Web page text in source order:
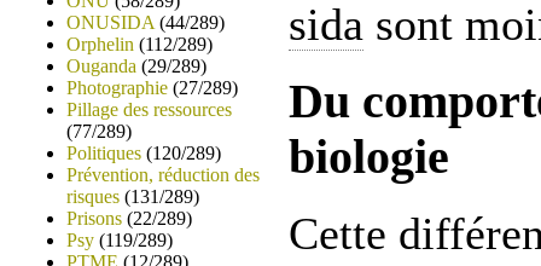
ONUSIDA (44/289)
Orphelin (112/289)
Ouganda (29/289)
Photographie (27/289)
Pillage des ressources
(77/289)
Politiques (120/289)
Prévention, réduction des
risques (131/289)
Prisons (22/289)
Psy (119/289)
PTME (12/289)
sida sont
Du
biologie
Cette